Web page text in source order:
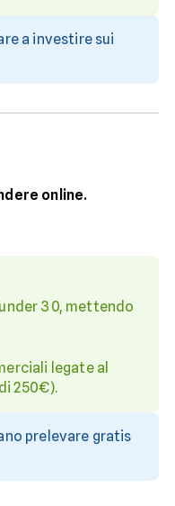
a investire sui
online.
30, mettendo
legate al
250€).
prelevare gratis